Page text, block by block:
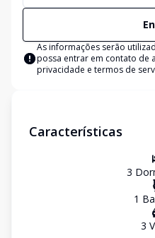
As informações serão
possa entrar em contato de
privacidade e termos de
Características
3
1
3